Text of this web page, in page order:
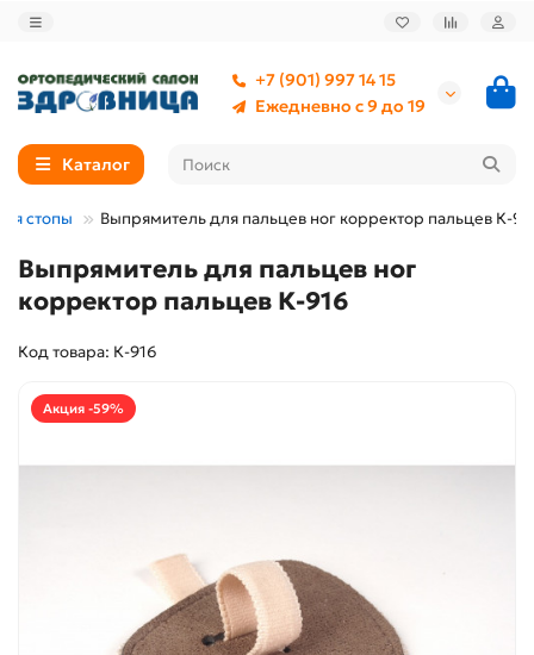
+7 (901) 997 14 15
Ежедневно с 9 до 19
Каталог
стопы Выпрямитель для пальцев ног корректор пальцев К-
Выпрямитель для пальцев ног
корректор пальцев К-916
Код товара: К-916
Акция -59%